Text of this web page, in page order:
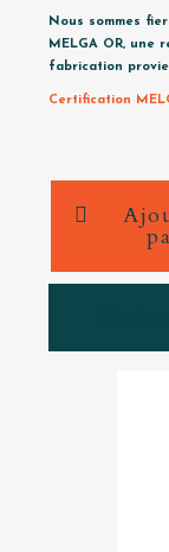
Nous sommes
MELGA OR, une
fabrication
Certification